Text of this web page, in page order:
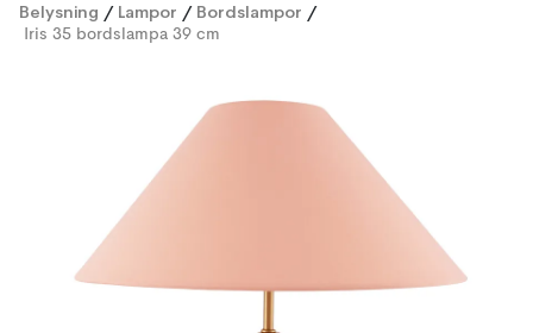
Belysning / Lampor / Bordslampor /
Iris 35 bordslampa 39 cm